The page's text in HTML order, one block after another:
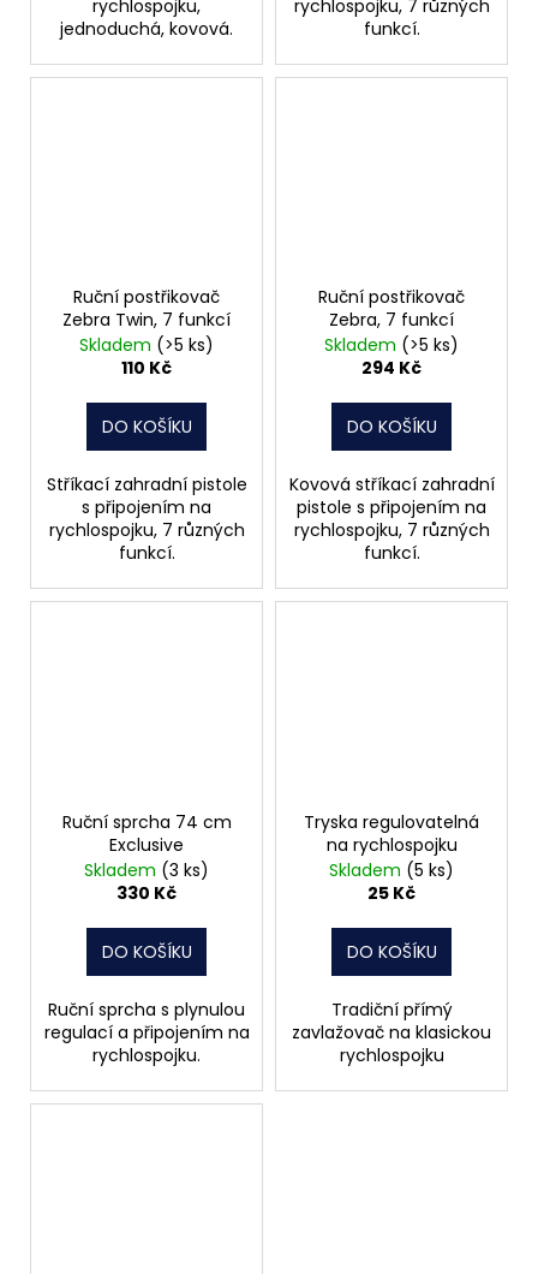
rychlospojku,
jednoduchá, kovová.
rychlospojku, 7 různých
funkcí.
Ruční postřikovač
Zebra Twin, 7 funkcí
Skladem (>5 ks)
110 Kč
DO KOŠÍKU
Stříkací zahradní pistole
s připojením na
rychlospojku, 7 různých
funkcí.
Ruční postřikovač
Zebra, 7 funkcí
Skladem (>5 ks)
294 Kč
DO KOŠÍKU
Kovová stříkací zahradní
pistole s připojením na
rychlospojku, 7 různých
funkcí.
Ruční sprcha 74 cm
Exclusive
Skladem (3 ks)
330 Kč
DO KOŠÍKU
Ruční sprcha s plynulou
regulací a připojením na
rychlospojku.
Tryska regulovatelná
na rychlospojku
Skladem (5 ks)
25 Kč
DO KOŠÍKU
Tradiční přímý
zavlažovač na klasickou
rychlospojku